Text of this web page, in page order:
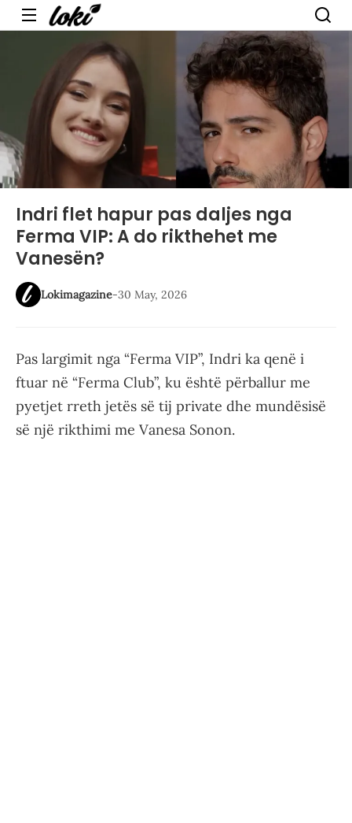
Menu
Indri flet hapur pas daljes nga
Ferma VIP: A do rikthehet me
Vanesën?
Lokimagazine-30 May, 2026
Pas largimit nga “Ferma VIP”, Indri ka qenë i
ftuar në “Ferma Club”, ku është përballur me
pyetjet rreth jetës së tij private dhe mundësisë
së një rikthimi me Vanesa Sonon.